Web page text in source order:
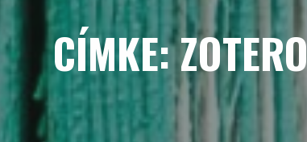
CÍMKE: ZOTERO